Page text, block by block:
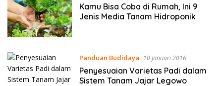
April 2021
Kamu Bisa Coba di Rumah, Ini 9
Jenis Media Tanam Hidroponik
Panduan Budidaya 10 Januari 2016
Penyesuaian Varietas Padi dalam
Sistem Tanam Jajar Legowo